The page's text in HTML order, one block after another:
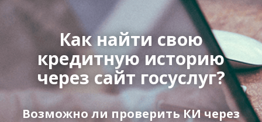
Как найти свою
кредитную историю
через сайт госуслуг?
Возможно ли проверить КИ через